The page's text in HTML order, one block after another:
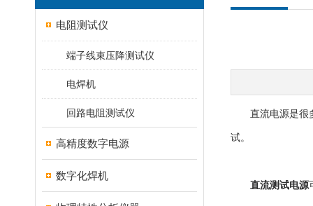
电阻测试仪
端子线束压降测试仪
电焊机
回路电阻测试仪
高精度数字电源
数字化焊机
直流电源是很多
试。
直流测试电源